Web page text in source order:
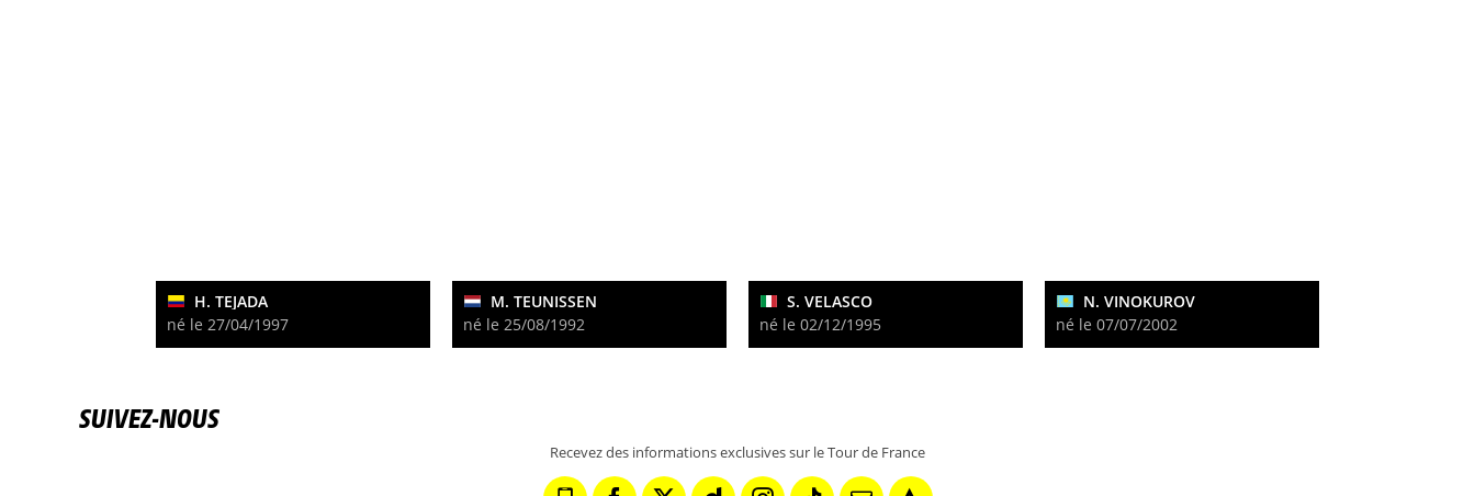
H. TEJADA
né le 27/04/1997
M. TEUNISSEN
né le 25/08/1992
S. VELASCO
né le 02/12/1995
N. VINOKUROV
né le 07/07/2002
SUIVEZ-NOUS
Recevez des informations exclusives sur le Tour de France